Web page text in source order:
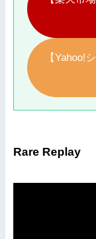
【Yahoo!
Rare Replay